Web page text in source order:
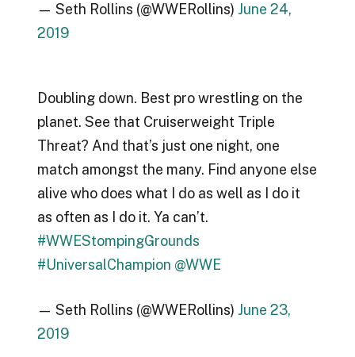
— Seth Rollins (@WWERollins) June 24,
2019
Doubling down. Best pro wrestling on the
planet. See that Cruiserweight Triple
Threat? And that’s just one night, one
match amongst the many. Find anyone else
alive who does what I do as well as I do it
as often as I do it. Ya can’t.
#WWEStompingGrounds
#UniversalChampion @WWE
— Seth Rollins (@WWERollins) June 23,
2019